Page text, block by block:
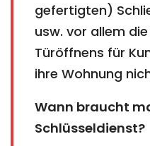
gefertigten)
usw. vor allem
Türöffnens für
ihre Wohnung
Wann braucht
Schlüsseldienst?